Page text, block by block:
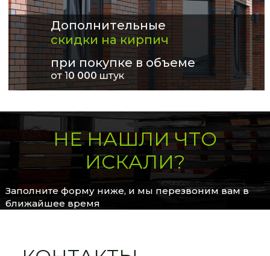
Дополнительные
скидки на кирпич
при покупке в объеме
от 10 000штук
НЕ НАШЛИ ЧТО
ИСКАЛИ?
Заполните форму ниже, и мы перезвоним вам в
ближайшее время